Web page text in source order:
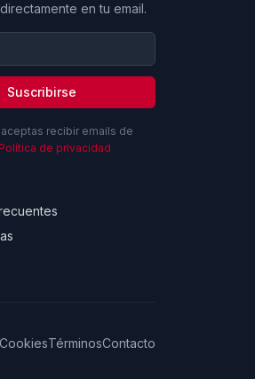
en tu email.
Suscribirse
recibir emails de
Política de privacidad
CookiesTérminosContacto